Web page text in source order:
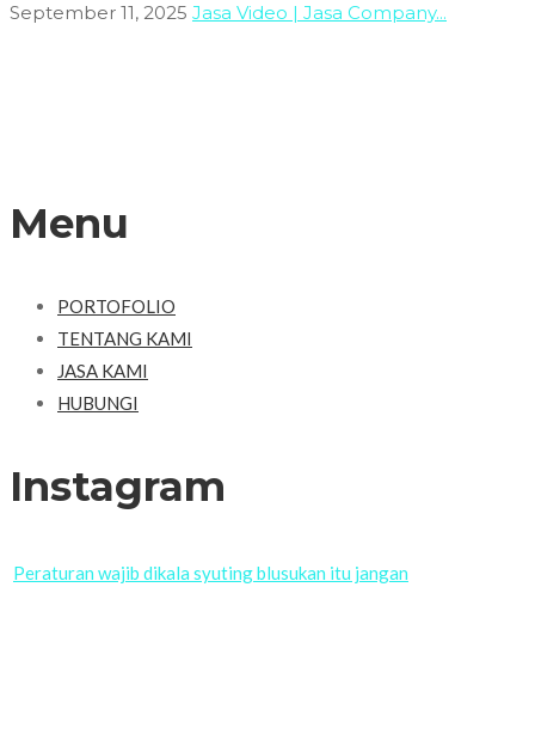
September 11, 2025 Jasa Video | Jasa Company...
Menu
PORTOFOLIO
TENTANG KAMI
JASA KAMI
HUBUNGI
Instagram
Peraturan wajib dikala syuting blusukan itu jangan